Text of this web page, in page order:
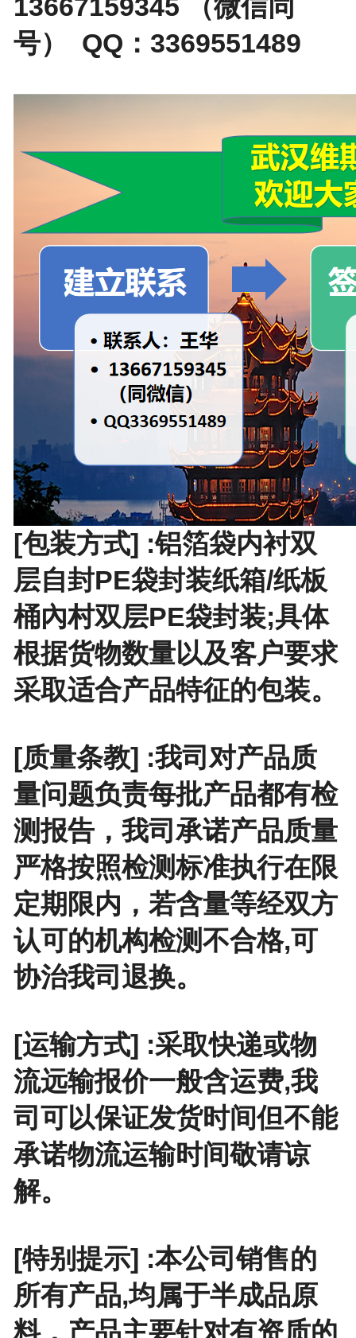
号） QQ：3369551489
[包装方式] :铝箔袋内衬双
层自封PE袋封装纸箱/纸板
桶內村双层PE袋封装;具体
根据货物数量以及客户要求
采取适合产品特征的包装。
[质量条教] :我司对产品质
量问题负责每批产品都有检
测报告，我司承诺产品质量
严格按照检测标准执行在限
定期限内，若含量等经双方
认可的机构检测不合格,可
协治我司退换。
[运输方式] :采取快递或物
流远输报价一般含运费,我
司可以保证发货时间但不能
承诺物流运输时间敬请谅
解。
[特别提示] :本公司销售的
所有产品,均属于半成品原
料，产品主要针对有资质的